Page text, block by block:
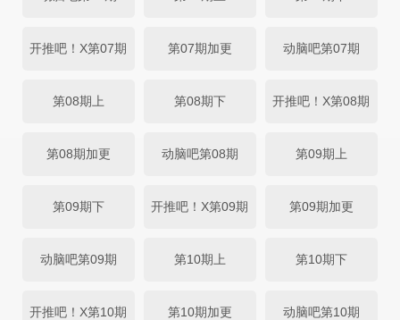
开推吧！X第07期 第07期加更 动脑吧第07期
第08期上 第08期下 开推吧！X第08期
第08期加更 动脑吧第08期 第09期上
第09期下 开推吧！X第09期 第09期加更
动脑吧第09期 第10期上 第10期下
开推吧！X第10期 第10期加更 动脑吧第10期